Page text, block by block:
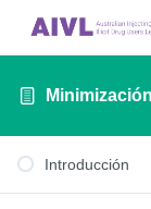
Introducción